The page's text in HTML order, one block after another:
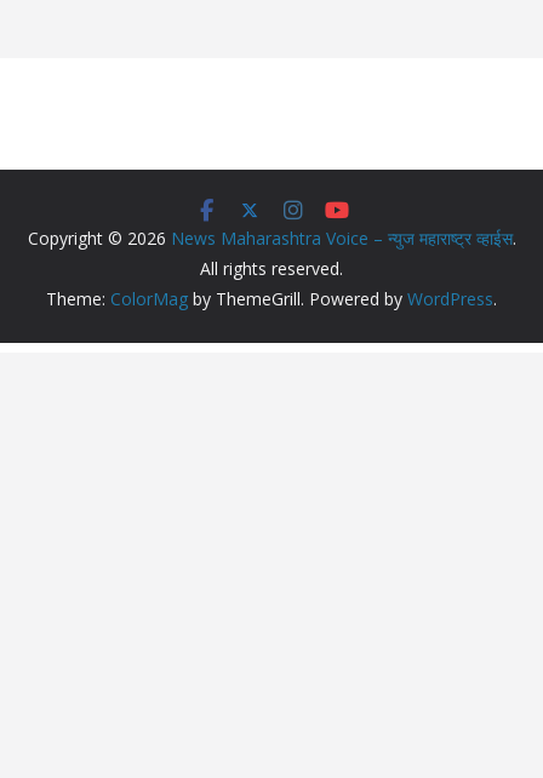
Copyright © 2026 News Maharashtra Voice – न्युज महाराष्ट्र व्हाईस.
All rights reserved.
Theme: ColorMag by ThemeGrill. Powered by WordPress.